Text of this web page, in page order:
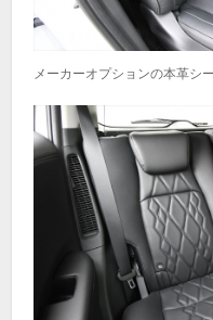
メーカーオプションの本革シ